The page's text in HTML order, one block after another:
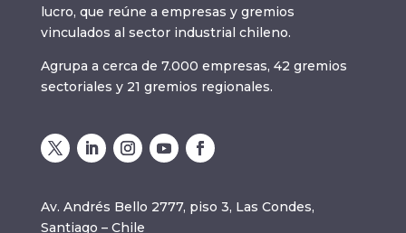
lucro, que reúne a empresas y gremios
vinculados al sector industrial chileno.
Agrupa a cerca de 7.000 empresas, 42 gremios
sectoriales y 21 gremios regionales.
Av. Andrés Bello 2777, piso 3, Las Condes,
Santiago – Chile